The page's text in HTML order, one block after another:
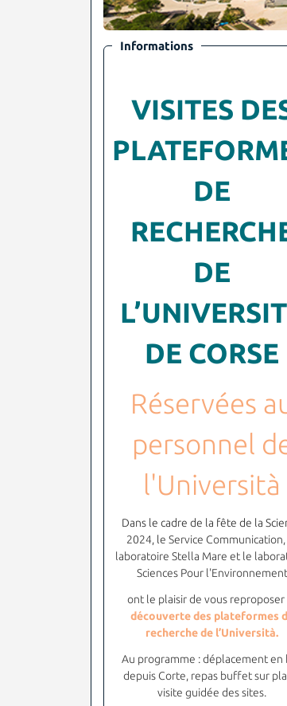
Informations
VISITES
DE
DE
DE CORSE
Réservées
personnel
l'Università
Dans le cadre de la fête de la
2024, le Service
laboratoire Stella Mare et le
Sciences Pour l'Environnement
ont le plaisir de vous reproposer
découverte des plateformes
recherche de l’Università.
Au programme : déplacement en
depuis Corte, repas buffet sur
visite guidée des sites.